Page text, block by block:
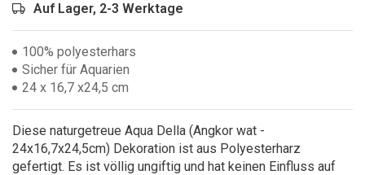
Auf Lager, 2-3 Werktage
100% polyesterhars
Sicher für Aquarien
24 x 16,7 x24,5 cm
Diese naturgetreue Aqua Della (Angkor wat -
24x16,7x24,5cm) Dekoration ist aus Polyesterharz
gefertigt. Es ist völlig ungiftig und hat keinen Einfluss auf